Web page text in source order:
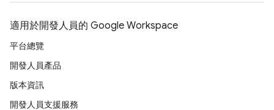
適用於開發人員的 Google Workspace
平台總覽
開發人員產品
版本資訊
開發人員支援服務